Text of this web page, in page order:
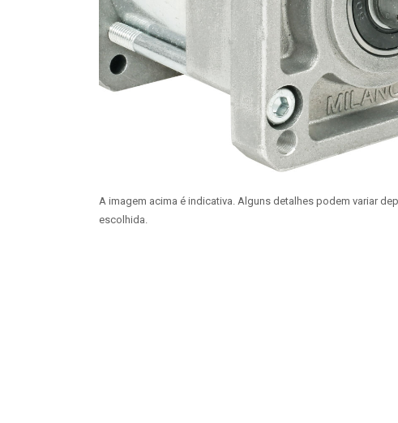
A imagem acima é indicativa. Alguns detalhes podem variar
escolhida.